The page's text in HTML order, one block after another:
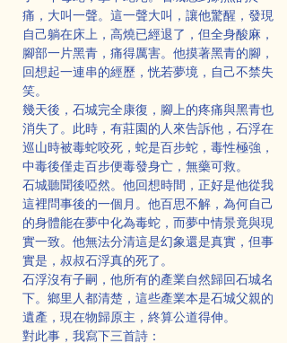
痛，大叫一聲。這一聲大叫，讓他驚醒，發現
自己躺在床上，高燒已經退了，但全身酸麻，
腳部一片黑青，痛得厲害。他摸著黑青的腳，
回想起一連串的經歷，恍若夢境，自己不禁失
笑。
幾天後，石城完全康復，腳上的疼痛與黑青也
消失了。此時，有莊園的人來告訴他，石浮在
巡山時被毒蛇咬死，蛇是百步蛇，毒性極強，
中毒後僅走百步便毒發身亡，無藥可救。
石城聽聞後啞然。他回想時間，正好是他從我
這裡問事後的一個月。他百思不解，為何自己
的身體能在夢中化為毒蛇，而夢中情景竟與現
實一致。他無法分清這是幻象還是真實，但事
實是，叔叔石浮真的死了。
石浮沒有子嗣，他所有的產業自然歸回石城名
下。鄉里人都清楚，這些產業本是石城父親的
遺產，現在物歸原主，終算公道得伸。
對此事，我寫下三首詩：